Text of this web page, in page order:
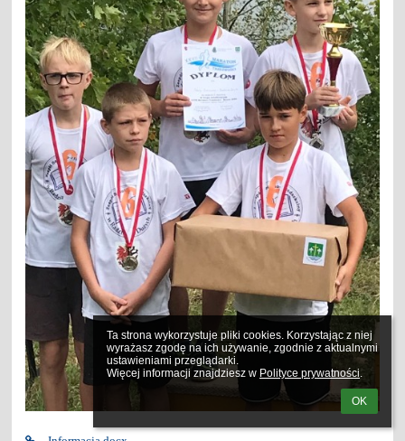
Ta strona wykorzystuje pliki cookies. Korzystając z niej
wyrażasz zgodę na ich używanie, zgodnie z aktualnymi
ustawieniami przeglądarki.
Więcej informacji znajdziesz w Polityce prywatności.
OK